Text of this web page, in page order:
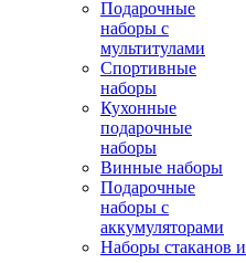
Подарочные
наборы с
мультитулами
Спортивные
наборы
Кухонные
подарочные
наборы
Винные наборы
Подарочные
наборы с
аккумуляторами
Наборы стаканов и